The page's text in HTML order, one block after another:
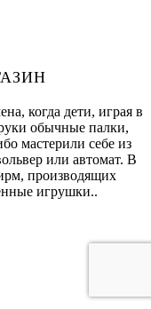
когда дети, играя в
обычные палки,
мастерили себе из
или автомат. В
производящих
игрушки..